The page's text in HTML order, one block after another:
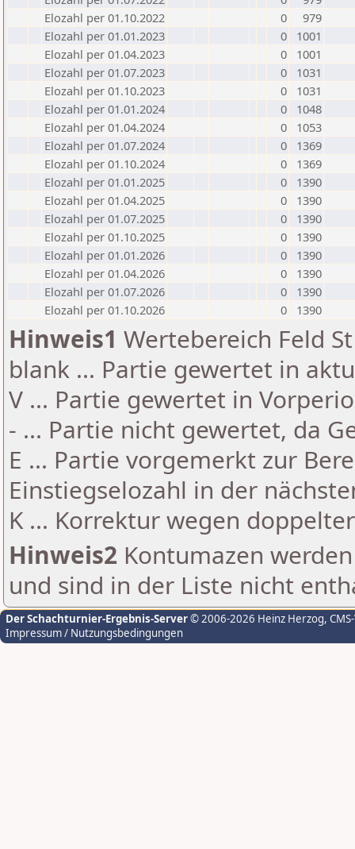
Elozahl per 01.10.2022
0
979
Elozahl per 01.01.2023
0
1001
Elozahl per 01.04.2023
0
1001
Elozahl per 01.07.2023
0
1031
Elozahl per 01.10.2023
0
1031
Elozahl per 01.01.2024
0
1048
Elozahl per 01.04.2024
0
1053
Elozahl per 01.07.2024
0
1369
Elozahl per 01.10.2024
0
1369
Elozahl per 01.01.2025
0
1390
Elozahl per 01.04.2025
0
1390
Elozahl per 01.07.2025
0
1390
Elozahl per 01.10.2025
0
1390
Elozahl per 01.01.2026
0
1390
Elozahl per 01.04.2026
0
1390
Elozahl per 01.07.2026
0
1390
Elozahl per 01.10.2026
0 1390
Hinweis1 Wertebereich Feld
blank ... Partie gewertet in
V ... Partie gewertet in
- ... Partie nicht gewertet, da
E ... Partie vorgemerkt zur
Einstiegselozahl in der
K ... Korrektur wegen
Hinweis2 Kontumazen
und sind in der Liste nicht
Der Schachturnier-Ergebnis-Server© 2006-2026 Heinz Herzog,
Impressum / Nutzungsbedingungen